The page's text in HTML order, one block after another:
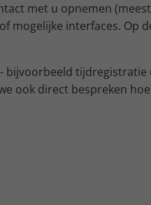
met u opnemen
interfaces. Op
bijvoorbeeld tijdregistratie
ook direct bespreken